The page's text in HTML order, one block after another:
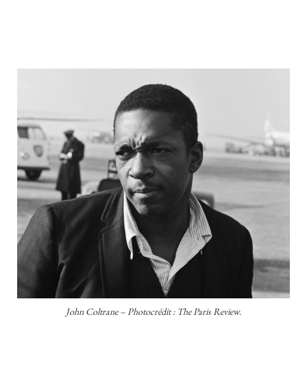
John Coltrane – Photocrédit : The Paris Review.